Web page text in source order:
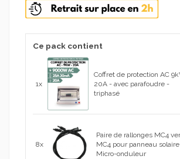
Ce pack contient
1x
Coffret de protection AC
20A - avec parafoudre -
triphasé
8x
Paire de rallonges MC4
MC4 pour panneau
Micro-onduleur